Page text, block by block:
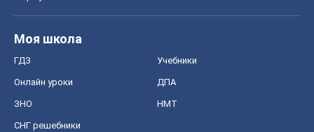
Моя школа
ГДЗ Учебники
Онлайн уроки ДПА
ЗНО НМТ
СНГ решебники